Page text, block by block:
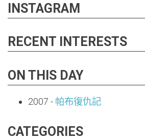
INSTAGRAM
RECENT INTERESTS
ON THIS DAY
2007 - 帕布復仇記
CATEGORIES